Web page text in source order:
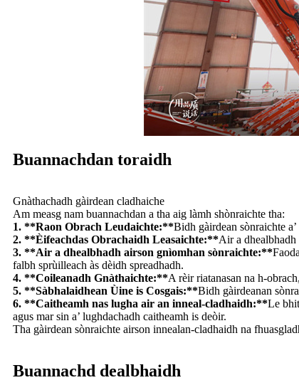
Buannachdan toraidh
Gnàthachadh gàirdean cladhaiche
Am measg nam buannachdan a tha aig làmh shònraichte tha:
1. **Raon Obrach Leudaichte:**Bidh gàirdean sònraichte
2. **Èifeachdas Obrachaidh Leasaichte:**Air a dhealbhadh
3. **Air a dhealbhadh airson gnìomhan sònraichte:**
falbh sprùilleach às dèidh spreadhadh.
4. **Coileanadh Gnàthaichte:**A rèir riatanasan na h-
5. **Sàbhalaidhean Ùine is Cosgais:**Bidh gàirdeanan
6. **Caitheamh nas lugha air an inneal-cladhaidh:**Le
agus mar sin a’ lughdachadh caitheamh is deòir.
Tha gàirdean sònraichte airson innealan-cladhaidh na
Buannachd dealbhaidh